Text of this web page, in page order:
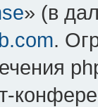
» (в
.